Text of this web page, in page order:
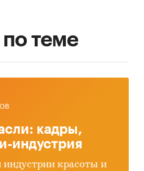
теме
кадры,
индустрия
индустрии красоты и